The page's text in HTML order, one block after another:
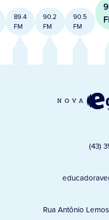
89.4
FM
90.2
FM
90.5
FM
(43)
Rua Antônio